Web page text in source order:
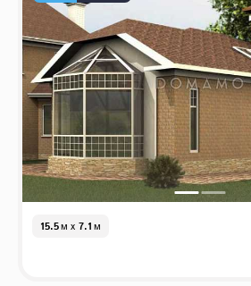
15.5м x 7.1м